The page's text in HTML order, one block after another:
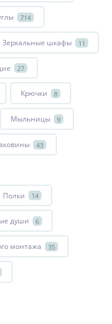
714
Зеркальные шкафы 11
27
Крючки 8
Мыльницы 9
43
Полки 14
души 6
монтажа 35